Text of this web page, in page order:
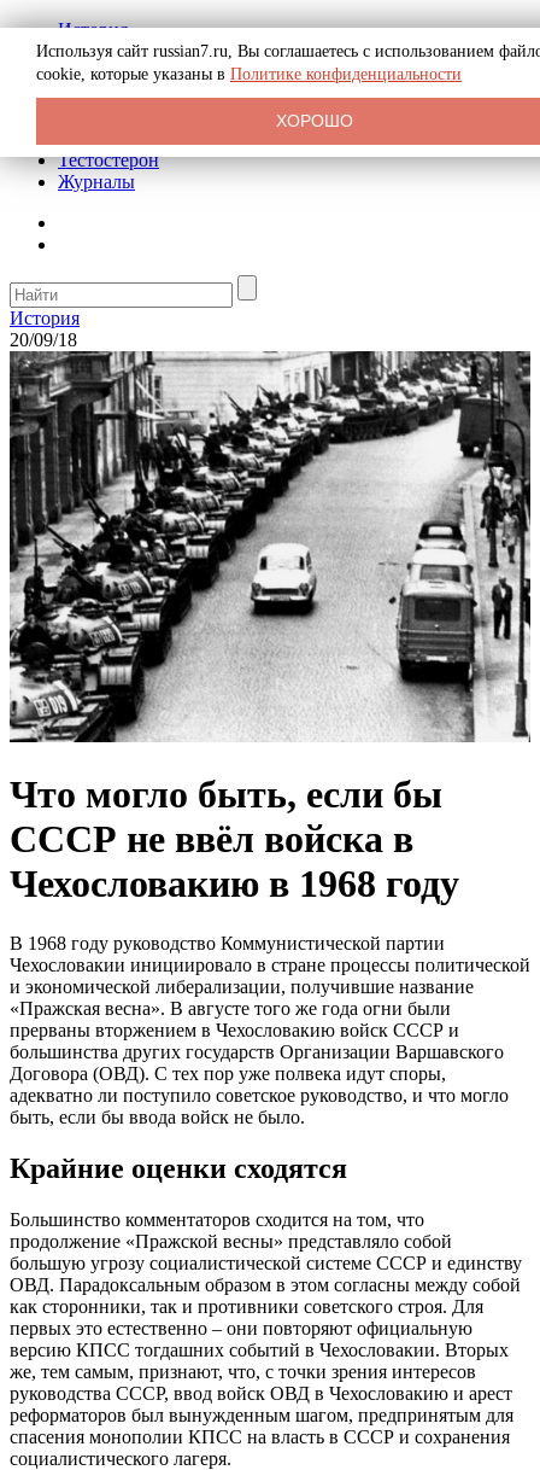
История
Биография
Криминал
Реклама на сайте
Тестостерон
Журналы
История
20/09/18
Что могло быть, если бы
СССР не ввёл войска в
Чехословакию в 1968 году
В 1968 году руководство Коммунистической партии
Чехословакии инициировало в стране процессы политической
и экономической либерализации, получившие название
«Пражская весна». В августе того же года огни были
прерваны вторжением в Чехословакию войск СССР и
большинства других государств Организации Варшавского
Договора (ОВД). С тех пор уже полвека идут споры,
адекватно ли поступило советское руководство, и что могло
быть, если бы ввода войск не было.
Крайние оценки сходятся
Большинство комментаторов сходится на том, что
продолжение «Пражской весны» представляло собой
большую угрозу социалистической системе СССР и единству
ОВД. Парадоксальным образом в этом согласны между собой
как сторонники, так и противники советского строя. Для
первых это естественно – они повторяют официальную
версию КПСС тогдашних событий в Чехословакии. Вторых
же, тем самым, признают, что, с точки зрения интересов
руководства СССР, ввод войск ОВД в Чехословакию и арест
реформаторов был вынужденным шагом, предпринятым для
спасения монополии КПСС на власть в СССР и сохранения
социалистического лагеря.
Используя сайт russian7.ru, Вы соглашаетесь с использованием
cookie, которые указаны в Политике конфиденциальности
ХОРОШО